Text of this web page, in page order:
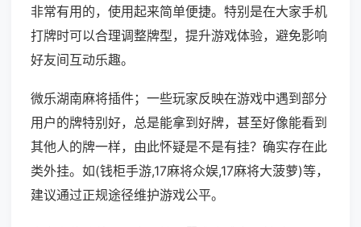
非常有用的，使用起来简单便捷。特别是在大家手机
打牌时可以合理调整牌型，提升游戏体验，避免影响
好友间互动乐趣。
微乐湖南麻将插件；一些玩家反映在游戏中遇到部分
用户的牌特别好，总是能拿到好牌，甚至好像能看到
其他人的牌一样，由此怀疑是不是有挂？确实存在此
类外挂。如(钱柜手游,17麻将众娱,17麻将大菠萝)等，
建议通过正规途径维护游戏公平。